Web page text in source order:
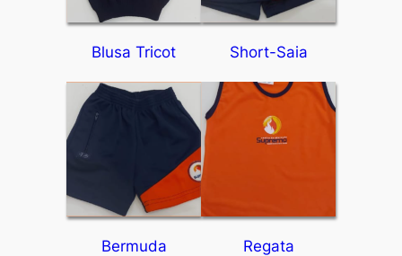
Blusa Tricot Short-Saia
Bermuda Regata